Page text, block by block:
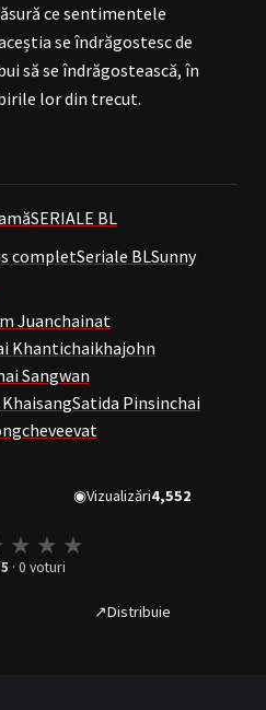
ce sentimentele
se îndrăgostesc de
să se îndrăgostească, în
lor din trecut.
SERIALE BL
completSeriale BLSunny
Juanchainat
Khantichaikhajohn
Sangwan
Satida Pinsinchai
★ ★ ★
· 0 voturi
↗Distribuie
◉Vizualizări4,552